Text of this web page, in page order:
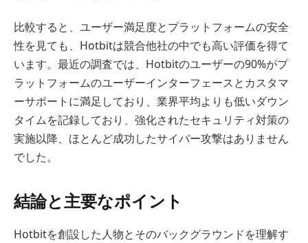
比較すると、ユーザー満足度とプラットフォームの安全
性を見ても、Hotbitは競合他社の中でも高い評価を得て
います。最近の調査では、Hotbitのユーザーの90%がプ
ラットフォームのユーザーインターフェースとカスタマ
ーサポートに満足しており、業界平均よりも低いダウン
タイムを記録しており、強化されたセキュリティ対策の
実施以降、ほとんど成功したサイバー攻撃はありません
でした。
結論と主要なポイント
Hotbitを創設した人物とそのバックグラウンドを理解す